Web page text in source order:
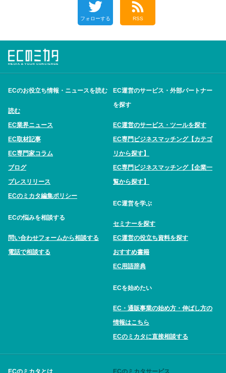
フォローする RSS
ECのお役立ち情報・ニュースを読む
読む
EC業界ニュース
EC取材記事
EC専門家コラム
ブログ
プレスリリース
ECのミカタ編集ポリシー
ECの悩みを相談する
問い合わせフォームから相談する
電話で相談する
EC運営のサービス・外部パートナー
を探す
EC運営のサービス・ツールを探す
EC専門ビジネスマッチング【カテゴ
リから探す】
EC専門ビジネスマッチング【企業一
覧から探す】
EC運営を学ぶ
セミナーを探す
EC運営の役立ち資料を探す
おすすめ書籍
EC用語辞典
ECを始めたい
EC・通販事業の始め方・伸ばし方の
情報はこちら
ECのミカタに直接相談する